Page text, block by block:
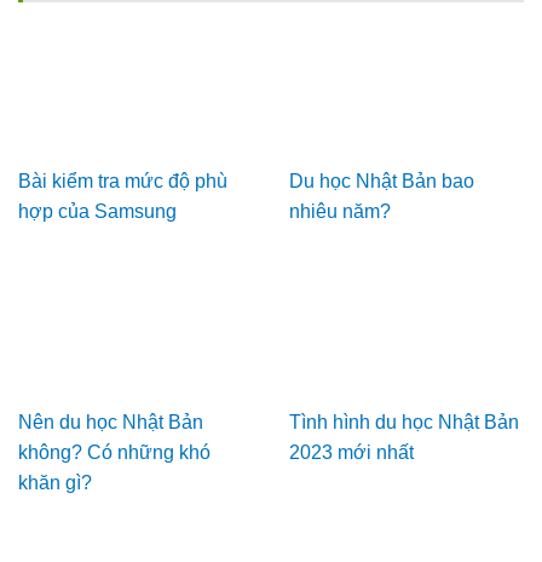
Bài kiểm tra mức độ phù
hợp của Samsung
Du học Nhật Bản bao
nhiêu năm?
Nên du học Nhật Bản
không? Có những khó
khăn gì?
Tình hình du học Nhật Bản
2023 mới nhất